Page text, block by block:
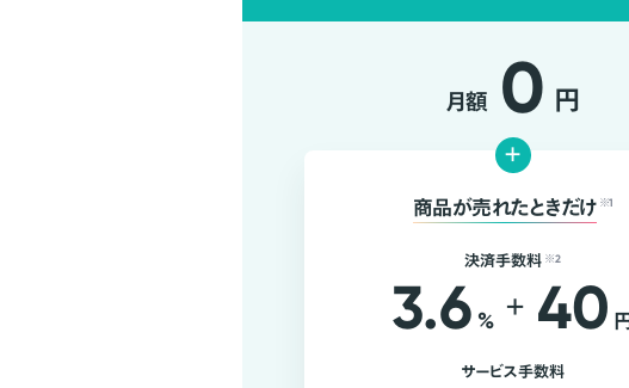
月額 0 円
+
商品が売れたときだけ ※1
決済手数料 ※2
3.6 % + 40 円
サービス手数料